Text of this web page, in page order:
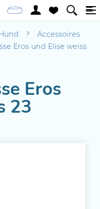
Accessoires
Eros und Elise weiss
Eros
23